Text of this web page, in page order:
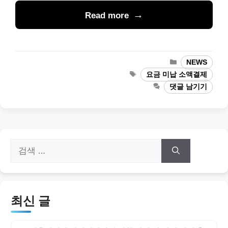
Read more
카
테
고
리
NEWS
태
그
요금 미납 소액결제
댓글 남기기
색:
최신 글